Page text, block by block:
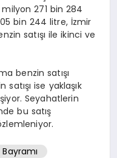
271 bin 284
bin 244 litre, İzmir
satışı ile ikinci ve
benzin satışı
ise yaklaşık
Seyahatlerin
bu satış